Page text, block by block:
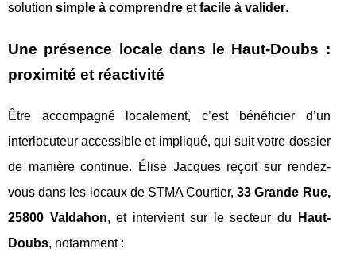
solution simple à comprendre etfacile à valider.
Une présence locale dans le Haut-Doubs :
proximité et réactivité
Être accompagné localement, c’est bénéficier d’un
interlocuteur accessible et impliqué, qui suit votre dossier
de manière continue. Élise Jacques reçoit sur rendez-
vous dans les locaux de STMA Courtier,33 Grande Rue,
25800 Valdahon, et intervient sur le secteur du
Haut-
Doubs, notamment :